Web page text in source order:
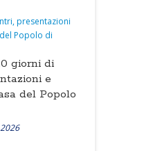
giorni di
e
del Popolo